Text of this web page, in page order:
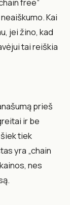
free“
Kai
jei žino, kad
tai reiškia
prieš
ir be
tiek
yra „chain
nes